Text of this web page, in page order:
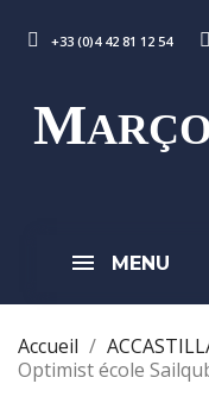
+33 (0)4 42 81 12 54
M
MENU
Accueil
Optimist école